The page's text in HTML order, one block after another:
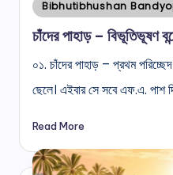
Posted
Bibhutibhushan
চাঁদের পাহাড় – বিভূতিভূষণ
০১. চাঁদের পাহাড় – প্রথম
ছেলে। এইবার সে সবে এফ.এ. পাশ
Read More